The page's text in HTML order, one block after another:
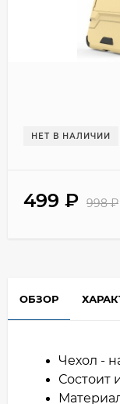
НЕТ В НАЛИЧИИ
499 ₽ 998₽
ОБЗОР
Чехол -
Состоит